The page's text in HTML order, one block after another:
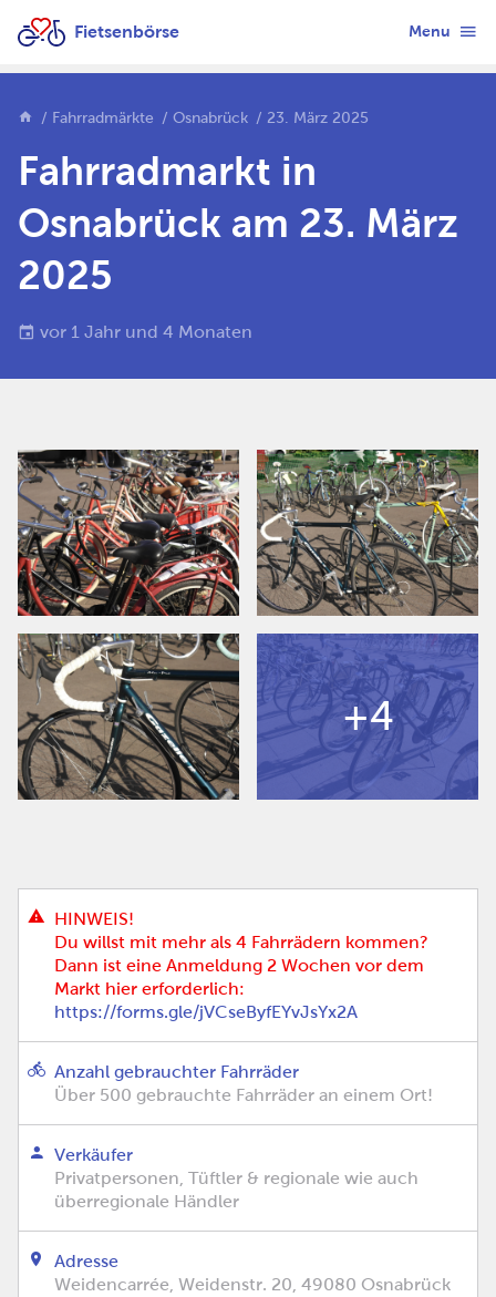
Fietsenbörse Menu
Fahrradmärkte Osnabrück 23. März 2025
Fahrradmarkt in
Osnabrück am 23. März
2025
vor 1 Jahr und 4 Monaten
+4
HINWEIS!
Du willst mit mehr als 4 Fahrrädern kommen?
Dann ist eine Anmeldung 2 Wochen vor dem
Markt hier erforderlich:
https://forms.gle/jVCseByfEYvJsYx2A
Anzahl gebrauchter Fahrräder
Über 500 gebrauchte Fahrräder an einem Ort!
Verkäufer
Privatpersonen, Tüftler & regionale wie auch
überregionale Händler
Adresse
Weidencarrée, Weidenstr. 20, 49080 Osnabrück